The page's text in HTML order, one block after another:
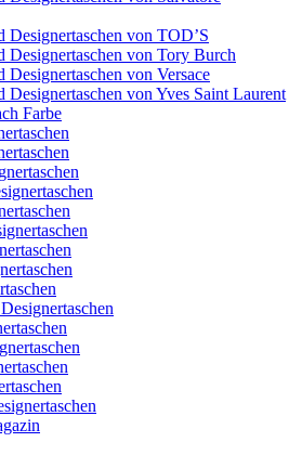
Designertaschen von TOD’S
Designertaschen von Tory Burch
Designertaschen von Versace
Designertaschen von Yves Saint Laurent
Farbe